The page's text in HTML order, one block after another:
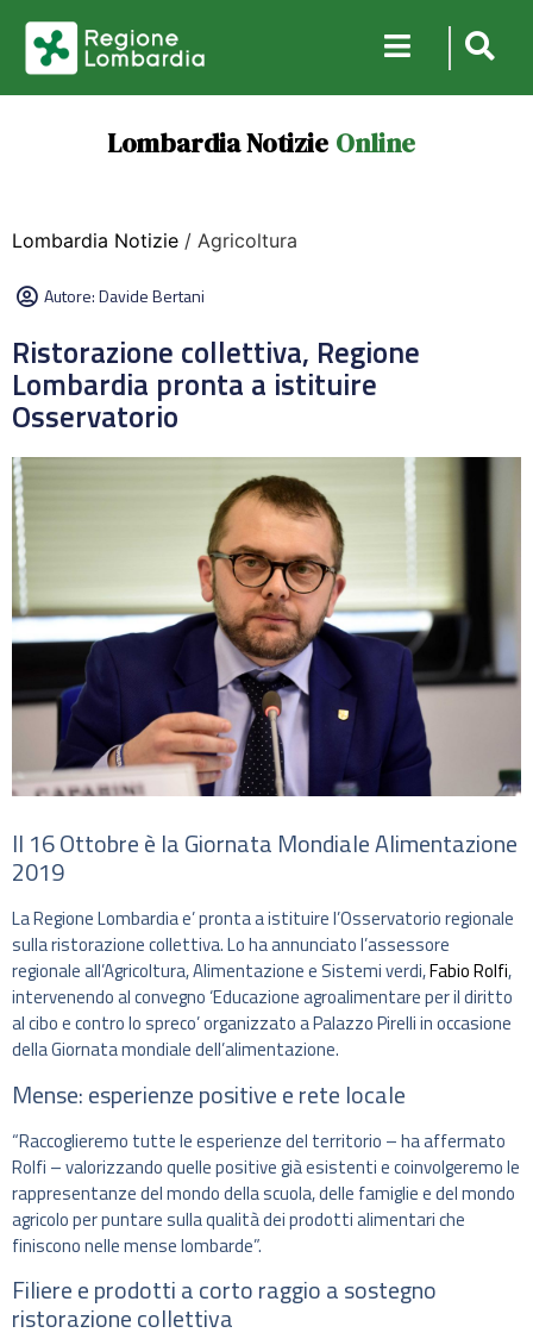
Lombardia Notizie Online
Lombardia Notizie / Agricoltura
Autore:Davide Bertani
Ristorazione collettiva, Regione
Lombardia pronta a istituire
Osservatorio
Il 16 Ottobre è la Giornata Mondiale Alimentazione
2019
La Regione Lombardia e’ pronta a istituire l’Osservatorio regionale
sulla ristorazione collettiva. Lo ha annunciato l’assessore
regionale all’Agricoltura, Alimentazione e Sistemi verdi,Fabio Rolfi,
intervenendo al convegno ‘Educazione agroalimentare per il diritto
al cibo e contro lo spreco’ organizzato a Palazzo Pirelli in occasione
della Giornata mondiale dell’alimentazione.
Mense: esperienze positive e rete locale
“Raccoglieremo tutte le esperienze del territorio – ha affermato
Rolfi – valorizzando quelle positive già esistenti e coinvolgeremo le
rappresentanze del mondo della scuola, delle famiglie e del mondo
agricolo per puntare sulla qualità dei prodotti alimentari che
finiscono nelle mense lombarde”.
Filiere e prodotti a corto raggio a sostegno
ristorazione collettiva